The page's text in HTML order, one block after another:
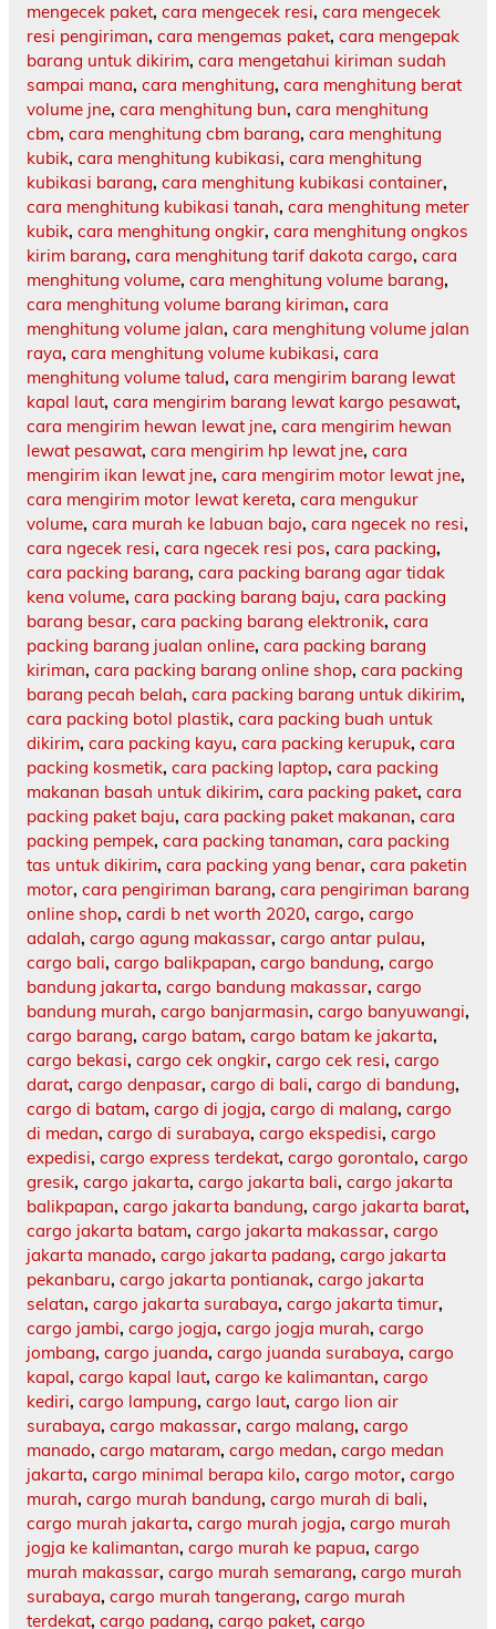
mengecek paket, cara mengecek resi, cara mengecek
resi pengiriman, cara mengemas paket, cara mengepak
barang untuk dikirim, cara mengetahui kiriman sudah
sampai mana, cara menghitung, cara menghitung berat
volume jne, cara menghitung bun, cara menghitung
cbm, cara menghitung cbm barang, cara menghitung
kubik, cara menghitung kubikasi, cara menghitung
kubikasi barang, cara menghitung kubikasi container,
cara menghitung kubikasi tanah, cara menghitung meter
kubik, cara menghitung ongkir, cara menghitung ongkos
kirim barang, cara menghitung tarif dakota cargo, cara
menghitung volume, cara menghitung volume barang,
cara menghitung volume barang kiriman, cara
menghitung volume jalan, cara menghitung volume jalan
raya, cara menghitung volume kubikasi, cara
menghitung volume talud, cara mengirim barang lewat
kapal laut, cara mengirim barang lewat kargo pesawat,
cara mengirim hewan lewat jne, cara mengirim hewan
lewat pesawat, cara mengirim hp lewat jne, cara
mengirim ikan lewat jne, cara mengirim motor lewat jne,
cara mengirim motor lewat kereta, cara mengukur
volume, cara murah ke labuan bajo, cara ngecek no resi,
cara ngecek resi, cara ngecek resi pos, cara packing,
cara packing barang, cara packing barang agar tidak
kena volume, cara packing barang baju, cara packing
barang besar, cara packing barang elektronik, cara
packing barang jualan online, cara packing barang
kiriman, cara packing barang online shop, cara packing
barang pecah belah, cara packing barang untuk dikirim,
cara packing botol plastik, cara packing buah untuk
dikirim, cara packing kayu, cara packing kerupuk, cara
packing kosmetik, cara packing laptop, cara packing
makanan basah untuk dikirim, cara packing paket, cara
packing paket baju, cara packing paket makanan, cara
packing pempek, cara packing tanaman, cara packing
tas untuk dikirim, cara packing yang benar, cara paketin
motor, cara pengiriman barang, cara pengiriman barang
online shop, cardi b net worth 2020, cargo, cargo
adalah, cargo agung makassar, cargo antar pulau,
cargo bali, cargo balikpapan, cargo bandung, cargo
bandung jakarta, cargo bandung makassar, cargo
bandung murah, cargo banjarmasin, cargo banyuwangi,
cargo barang, cargo batam, cargo batam ke jakarta,
cargo bekasi, cargo cek ongkir, cargo cek resi, cargo
darat, cargo denpasar, cargo di bali, cargo di bandung,
cargo di batam, cargo di jogja, cargo di malang, cargo
di medan, cargo di surabaya, cargo ekspedisi, cargo
expedisi, cargo express terdekat, cargo gorontalo, cargo
gresik, cargo jakarta, cargo jakarta bali, cargo jakarta
balikpapan, cargo jakarta bandung, cargo jakarta barat,
cargo jakarta batam, cargo jakarta makassar, cargo
jakarta manado, cargo jakarta padang, cargo jakarta
pekanbaru, cargo jakarta pontianak, cargo jakarta
selatan, cargo jakarta surabaya, cargo jakarta timur,
cargo jambi, cargo jogja, cargo jogja murah, cargo
jombang, cargo juanda, cargo juanda surabaya, cargo
kapal, cargo kapal laut, cargo ke kalimantan, cargo
kediri, cargo lampung, cargo laut, cargo lion air
surabaya, cargo makassar, cargo malang, cargo
manado, cargo mataram, cargo medan, cargo medan
jakarta, cargo minimal berapa kilo, cargo motor, cargo
murah, cargo murah bandung, cargo murah di bali,
cargo murah jakarta, cargo murah jogja, cargo murah
jogja ke kalimantan, cargo murah ke papua, cargo
murah makassar, cargo murah semarang, cargo murah
surabaya, cargo murah tangerang, cargo murah
terdekat, cargo padang, cargo paket, cargo